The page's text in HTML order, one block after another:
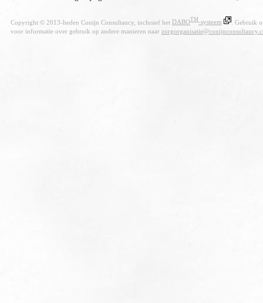
Copyright © 2013-heden Conijn Consultancy, inclusief het DABOTM-systeem
. Gebruik
voor informatie over gebruik op andere manieren naar zorg